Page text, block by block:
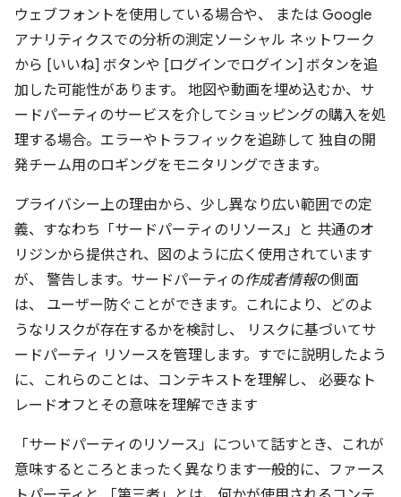
ウェブフォントを使用している場合や、 または Google
アナリティクスでの分析の測定ソーシャル ネットワーク
から [いいね] ボタンや [ログインでログイン] ボタンを追
加した可能性があります。 地図や動画を埋め込むか、サ
ードパーティのサービスを介してショッピングの購入を処
理する場合。エラーやトラフィックを追跡して 独自の開
発チーム用のロギングをモニタリングできます。
プライバシー上の理由から、少し異なり広い範囲での定
義、すなわち「サードパーティのリソース」と 共通のオ
リジンから提供され、図のように広く使用されています
が、 警告します。サードパーティの作成者情報の側面
は、 ユーザー防ぐことができます。これにより、どのよ
うなリスクが存在するかを検討し、 リスクに基づいてサ
ードパーティ リソースを管理します。すでに説明したよう
に、これらのことは、コンテキストを理解し、 必要なト
レードオフとその意味を理解できます
「サードパーティのリソース」について話すとき、これが
意味するところとまったく異なります一般的に、ファース